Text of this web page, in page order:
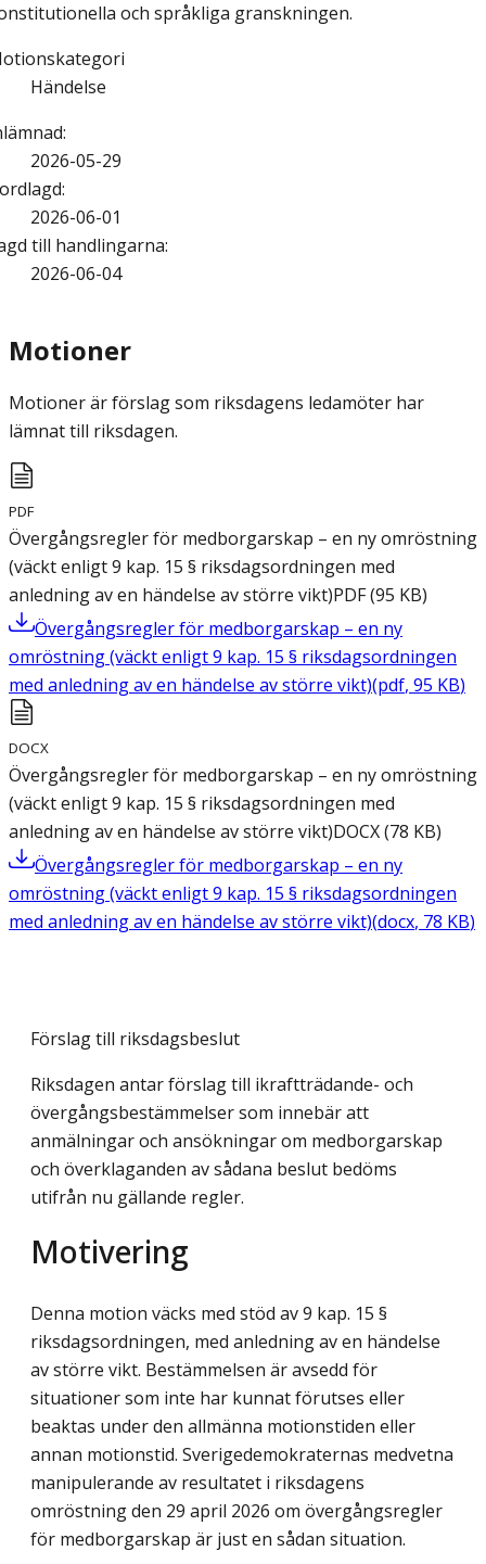
och språkliga granskningen.
Händelse
:
2026-05-29
:
2026-06-01
till handlingarna:
2026-06-04
Motioner
Motioner är förslag som riksdagens ledamöter har
lämnat till riksdagen.
PDF
Övergångsregler för medborgarskap – en ny omröstning
(väckt enligt 9 kap. 15 § riksdagsordningen med
anledning av en händelse av större vikt)PDF(95 KB)
Övergångsregler för medborgarskap – en ny
omröstning (väckt enligt 9 kap. 15 § riksdagsordningen
med anledning av en händelse av större vikt)(pdf, 95 KB)
DOCX
Övergångsregler för medborgarskap – en ny omröstning
(väckt enligt 9 kap. 15 § riksdagsordningen med
anledning av en händelse av större vikt)DOCX(78 KB)
Övergångsregler för medborgarskap – en ny
omröstning (väckt enligt 9 kap. 15 § riksdagsordningen
med anledning av en händelse av större vikt)(docx, 78 KB)
Förslag till riksdagsbeslut
Riksdagen antar förslag till ikraftträdande- och
övergångsbestämmelser som innebär att
anmälningar och ansökningar om medborgarskap
och överklaganden av sådana beslut bedöms
utifrån nu gällande regler.
Motivering
Denna motion väcks med stöd av 9 kap. 15 §
riksdagsordningen, med anledning av en händelse
av större vikt. Bestämmelsen är avsedd för
situationer som inte har kunnat förutses eller
beaktas under den allmänna motionstiden eller
annan motionstid. Sverigedemokraternas medvetna
manipulerande av resultatet i riksdagens
omröstning den 29 april 2026 om övergångsregler
för medborgarskap är just en sådan situation.